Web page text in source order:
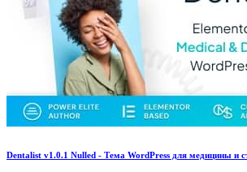
Dentalist v1.0.1 Nulled - Тема WordPress для медицины и